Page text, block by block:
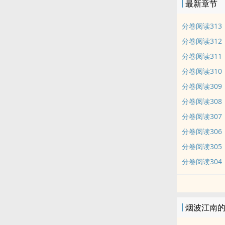
最新章节
分卷阅读313
分卷阅读312
分卷阅读311
分卷阅读310
分卷阅读309
分卷阅读308
分卷阅读307
分卷阅读306
分卷阅读305
分卷阅读304
烟波江南